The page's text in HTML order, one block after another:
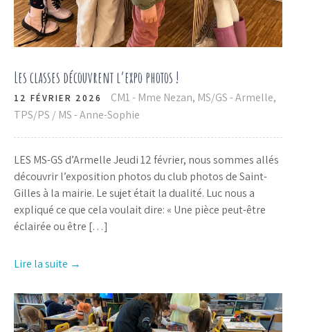
Les classes découvrent l’expo photos !
12 FÉVRIER 2026 CM1 - Mme Nezan, MS/GS - Armelle,
TPS/PS / MS - Anne-Sophie
LES MS-GS d’Armelle Jeudi 12 février, nous sommes allés
découvrir l’exposition photos du club photos de Saint-
Gilles à la mairie. Le sujet était la dualité. Luc nous a
expliqué ce que cela voulait dire: « Une pièce peut-être
éclairée ou être […]
Lire la suite →